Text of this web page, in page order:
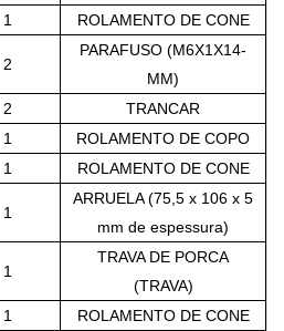
1 ROLAMENTO DE CONE
2
PARAFUSO (M6X1X14-
MM)
2
TRANCAR
1
ROLAMENTO DE COPO
1 ROLAMENTO DE CONE
1
ARRUELA (75,5 x 106 x 5
mm de espessura)
1
TRAVA DE PORCA
(TRAVA)
1
ROLAMENTO DE CONE